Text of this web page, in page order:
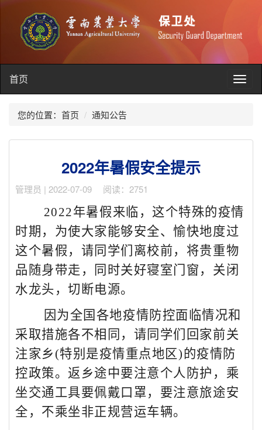
首页
您的位置： 首页 通知公告
2022年暑假安全提示
管理员 | 2022-07-09 阅读：2751
2022年暑假来临，这个特殊的疫情
时期，为使大家能够安全、愉快地度过
这个暑假，请同学们离校前，将贵重物
品随身带走，同时关好寝室门窗，关闭
水龙头，切断电源。
因为全国各地疫情防控面临情况和
采取措施各不相同，请同学们回家前关
注家乡 (特别是疫情重点地区 ) 的疫情防
控政策。返乡途中要注意个人防护，乘
坐交通工具要佩戴口罩，要注意旅途安
全，不乘坐非正规营运车辆。